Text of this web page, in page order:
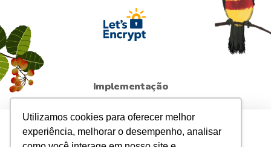
Utilizamos cookies para oferecer melhor
experiência, melhorar o desempenho, analisar
Para sua maior segurança, atualizamos a Política de
Privacidadeda loja. Ao continuar navegando,
Implementação